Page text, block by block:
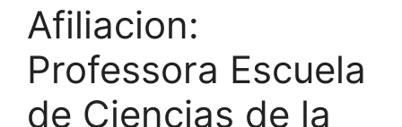
Afiliacion:
Professora Escuela
de Ciencias de la